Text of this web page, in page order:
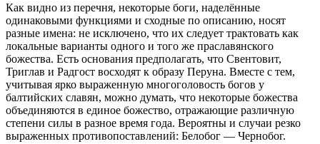
Как видно из перечня, некоторые боги, наделённые
одинаковыми функциями и сходные по описанию, носят
разные имена: не исключено, что их следует трактовать как
локальные варианты одного и того же праславянского
божества. Есть основания предполагать, что Свентовит,
Триглав и Радгост восходят к образу Перуна. Вместе с тем,
учитывая ярко выраженную многоголовость богов у
балтийских славян, можно думать, что некоторые божества
объединяются в единое божество, отражающие различную
степени силы в разное время года. Вероятны и случаи резко
выраженных противопоставлений: Белобог — Чернобог.